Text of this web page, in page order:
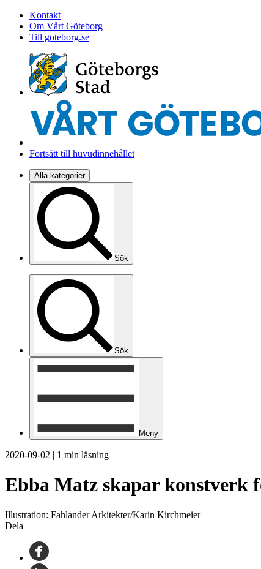
Kontakt
Om Vårt Göteborg
Till goteborg.se
Fortsätt till huvudinnehållet
Alla kategorier
Sök
Sök
Meny
2020-09-02 | 1 min läsning
Ebba Matz skapar konstverk
Illustration: Fahlander Arkitekter/Karin Kirchmeier
Dela